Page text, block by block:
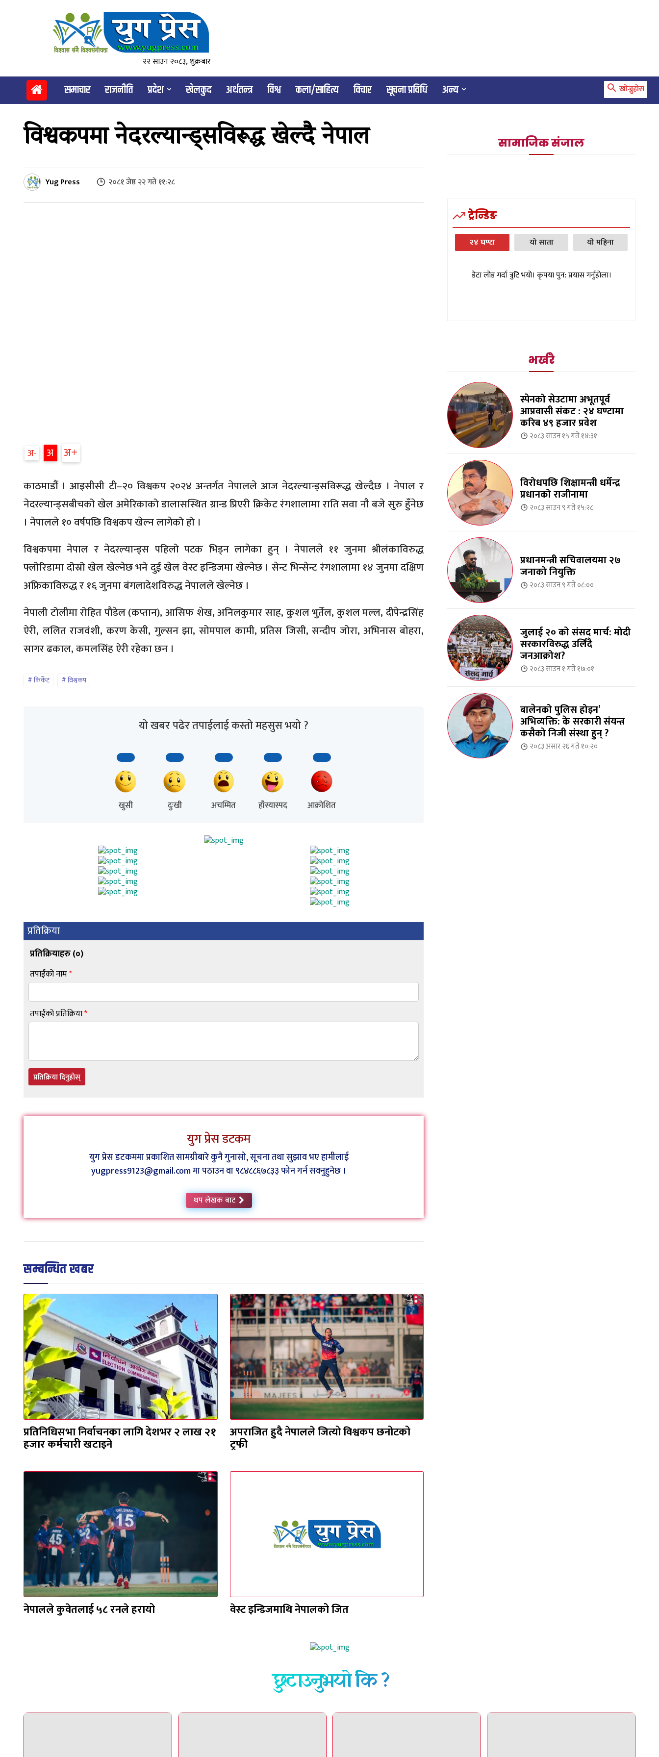
२२ साउन २०८३, शुक्रबार
समाचार राजनीति प्रदेश खेलकुद अर्थतन्त्र विश्व कला/साहित्य विचार सूचना प्रविधि अन्य खोज्नुहोस
विश्वकपमा नेदरल्यान्ड्सविरूद्ध खेल्दै नेपाल
Yug Press २०८१ जेष्ठ २२ गते ११:२८
अ अ अ
काठमाडौं । आइसीसी टी–२० विश्वकप २०२४ अन्तर्गत नेपालले आज नेदरल्यान्ड्सविरूद्ध खेल्दैछ । नेपाल र
नेदरल्यान्ड्सबीचको खेल अमेरिकाको डालासस्थित ग्रान्ड प्रिएरी क्रिकेट रंगशालामा राति सवा नौ बजे सुरु हुँनेछ
। नेपालले १० वर्षपछि विश्वकप खेल्न लागेको हो ।
विश्वकपमा नेपाल र नेदरल्यान्ड्स पहिलो पटक भिड्न लागेका हुन् । नेपालले ११ जुनमा श्रीलंकाविरुद्ध
फ्लोरिडामा दोस्रो खेल खेल्नेछ भने दुई खेल वेस्ट इन्डिजमा खेल्नेछ । सेन्ट भिन्सेन्ट रंगशालामा १४ जुनमा दक्षिण
अफ्रिकाविरुद्ध र १६ जुनमा बंगलादेशविरुद्ध नेपालले खेल्नेछ ।
नेपाली टोलीमा रोहित पौडेल (कप्तान), आसिफ शेख, अनिलकुमार साह, कुशल भुर्तेल, कुशल मल्ल, दीपेन्द्रसिंह
ऐरी, ललित राजवंशी, करण केसी, गुल्सन झा, सोमपाल कामी, प्रतिस जिसी, सन्दीप जोरा, अभिनास बोहरा,
सागर ढकाल, कमलसिंह ऐरी रहेका छन ।
किर्केट विश्वकप
यो खबर पढेर तपाईलाई कस्तो महसुस भयो ?
खुसी दुःखी अचम्मित हाँस्यास्पद आक्रोशित
प्रतिक्रिया
प्रतिक्रियाहरु (०)
तपाईंको नाम*
तपाईंको प्रतिक्रिया*
प्रतिक्रिया दिनुहोस्
युग प्रेस डटकम
युग प्रेस डटकममा प्रकाशित सामग्रीबारे कुनै गुनासो, सूचना तथा सुझाव भए हामीलाई
yugpress9123@gmail.com मा पठाउन वा ९८४८८६७८३३ फोन गर्न सक्नुहुनेछ ।
थप लेखक बाट
सम्बन्धित खबर
प्रतिनिधिसभा निर्वाचनका लागि देशभर २ लाख २१
हजार कर्मचारी खटाइने
अपराजित हुदै नेपालले जित्यो विश्वकप छनोटको
ट्रफी
नेपालले कुवेतलाई ५८ रनले हरायो वेस्ट इन्डिजमाथि नेपालको जित
सामाजिक संजाल
ट्रेन्डिङ
२४ घण्टा यो साता यो महिना
डेटा लोड गर्दा त्रुटि भयो। कृपया पुन: प्रयास गर्नुहोला।
भर्खरै
स्पेनको सेउटामा अभूतपूर्व
आप्रवासी संकट : २४ घण्टामा
करिब ४९ हजार प्रवेश
२०८३ साउन १५ गते १४:३१
विरोधपछि शिक्षामन्त्री धर्मेन्द्र
प्रधानको राजीनामा
२०८३ साउन ९ गते १५:२८
प्रधानमन्त्री सचिवालयमा २७
जनाको नियुक्ति
२०८३ साउन ९ गते ०८:००
जुलाई २० को संसद मार्च: मोदी
सरकारविरुद्ध उर्लिंदै
जनआक्रोश?
२०८३ साउन १ गते १७:०१
बालेनको पुलिस होइन’
अभिव्यक्ति: के सरकारी संयन्त्र
कसैको निजी संस्था हुन् ?
२०८३ असार २६ गते १०:२०
छुटाउनुभयो कि ?